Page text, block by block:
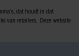
dat houdt in dat
van retailers. Deze website